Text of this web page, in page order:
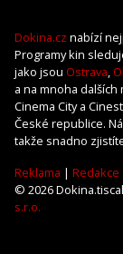
Dokina.cz nabízí
Programy kin
jako jsou Ostrava,
a na mnoha
Cinema City a
České republice.
takže snadno
Reklama | Redakce
© 2026
s.r.o.